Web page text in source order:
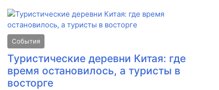
События
Туристические деревни Китая: где
время остановилось, а туристы в
восторге